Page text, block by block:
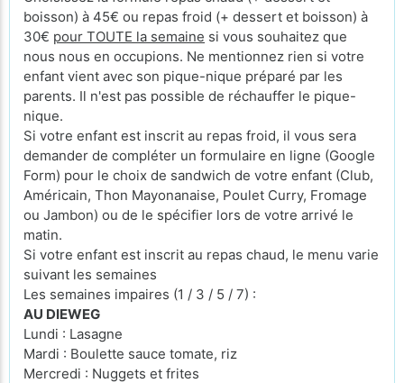
boisson) à 45€ ou repas froid (+ dessert et boisson) à
30€ pour TOUTE la semaine si vous souhaitez que
nous nous en occupions. Ne mentionnez rien si votre
enfant vient avec son pique-nique préparé par les
parents. Il n'est pas possible de réchauffer le pique-
nique.
Si votre enfant est inscrit au repas froid, il vous sera
demander de compléter un formulaire en ligne (Google
Form) pour le choix de sandwich de votre enfant (Club,
Américain, Thon Mayonanaise, Poulet Curry, Fromage
ou Jambon) ou de le spécifier lors de votre arrivé le
matin.
Si votre enfant est inscrit au repas chaud, le menu varie
suivant les semaines
Les semaines impaires (1 / 3 / 5 / 7) :
AU DIEWEG
Lundi : Lasagne
Mardi : Boulette sauce tomate, riz
Mercredi : Nuggets et frites